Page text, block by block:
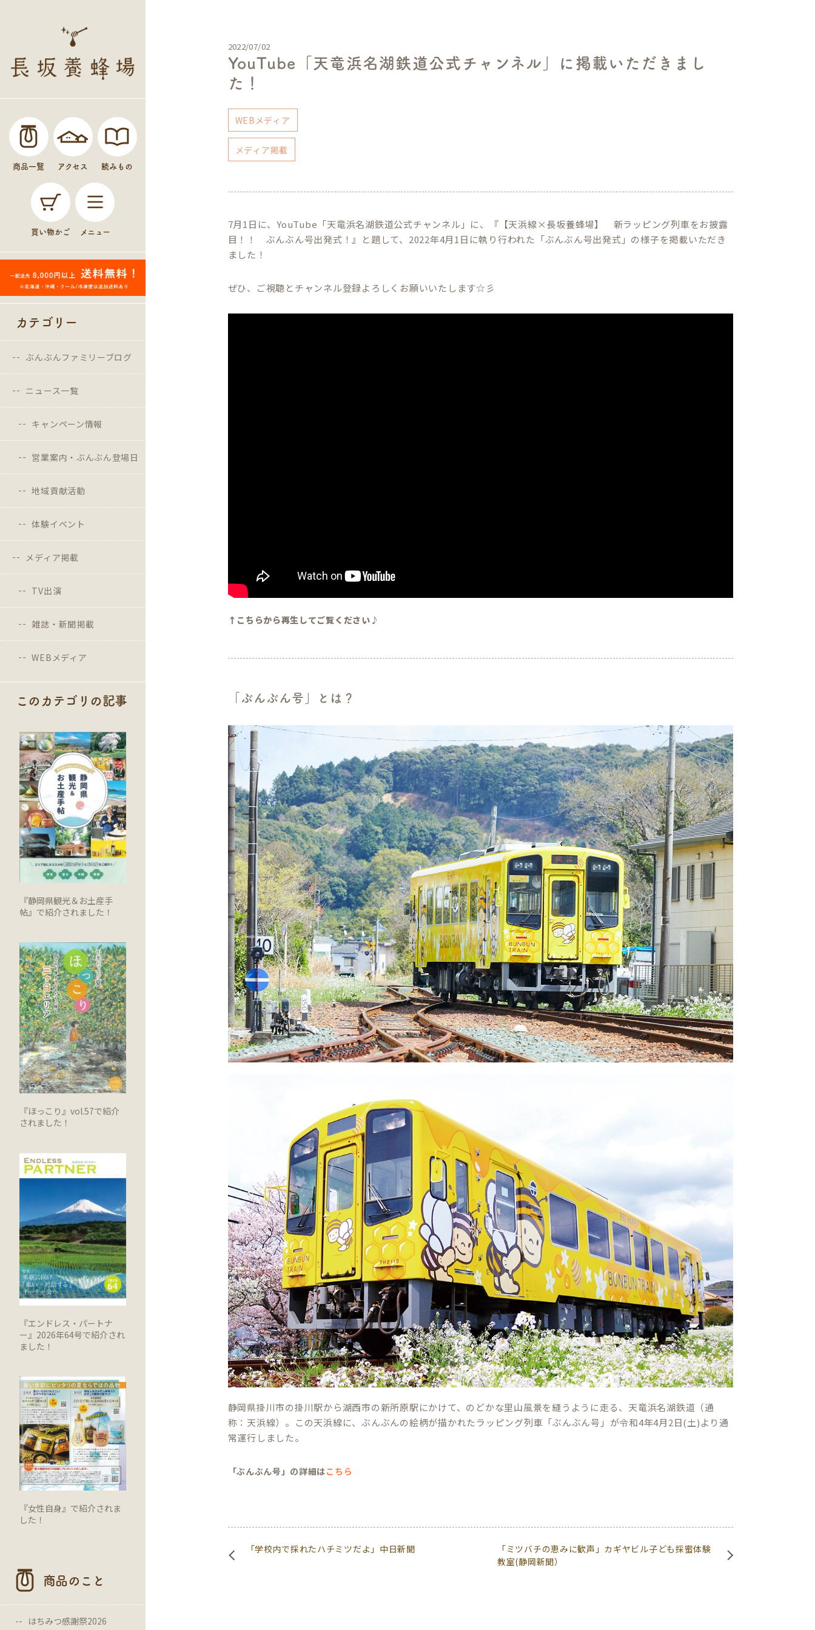
商品一覧 アクセス 読みもの
買い物かご メニュー
カテゴリー
ぶんぶんファミリーブログ
ニュース一覧
キャンペーン情報
営業案内・ぶんぶん登場日
地域貢献活動
体験イベント
メディア掲載
TV出演
雑誌・新聞掲載
WEBメディア
このカテゴリの記事
『静岡県観光＆お土産手
帖』で紹介されました！
『ほっこり』vol.57で紹介
されました！
『エンドレス・パートナ
ー』2026年64号で紹介され
ました！
『女性自身』で紹介されま
した！
商品のこと
はちみつ感謝祭2026
2022/07/02
YouTube「天竜浜名湖鉄道公式チャンネル」に掲載いただきまし
た！
WEBメディア
メディア掲載
7月1日に、YouTube「天竜浜名湖鉄道公式チャンネル」に、『【天浜線×長坂養蜂場】 新ラッピング列車をお披露
目！！ ぶんぶん号出発式！』と題して、2022年4月1日に執り行われた「ぶんぶん号出発式」の様子を掲載いただき
ました！
ぜひ、ご視聴とチャンネル登録よろしくお願いいたします☆彡
↑こちらから再生してご覧ください♪
「ぶんぶん号」とは？
静岡県掛川市の掛川駅から湖西市の新所原駅にかけて、のどかな里山風景を縫うように走る、天竜浜名湖鉄道（通
称：天浜線）。この天浜線に、ぶんぶんの絵柄が描かれたラッピング列車「ぶんぶん号」が令和4年4月2日(土)より通
常運行しました。
「ぶんぶん号」の詳細はこちら
「学校内で採れたハチミツだよ」中日新聞
「ミツバチの恵みに歓声」カギヤビル子ども採蜜体験
教室(静岡新聞）